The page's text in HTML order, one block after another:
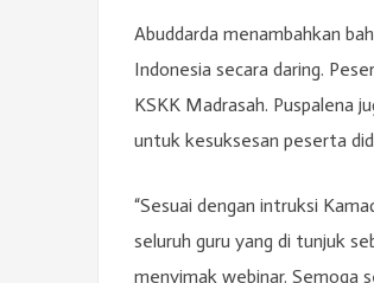
Abuddarda menambahkan
Indonesia secara daring.
KSKK Madrasah. Puspalena
untuk kesuksesan peserta
“Sesuai dengan intruksi
seluruh guru yang di tunjuk
menyimak webinar. Semoga